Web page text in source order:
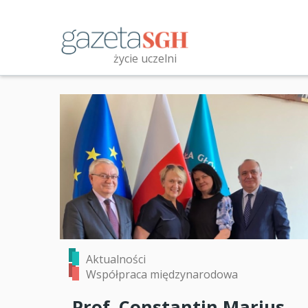
życie uczelni
Przeszukaj witrynę
Aktualności
Współpraca międzynarodowa